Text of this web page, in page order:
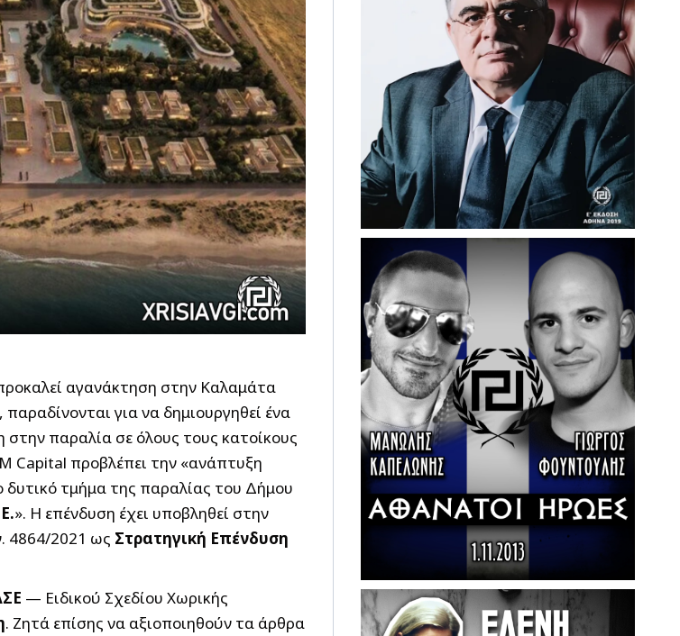
αγανάκτηση στην Καλαμάτα
για να δημιουργηθεί ένα
παραλία σε όλους τους κατοίκους
Capital προβλέπει την «ανάπτυξη
τμήμα της παραλίας του Δήμου
». Η επένδυση έχει υποβληθεί στην
4864/2021 ως Στρατηγική Επένδυση
— Ειδικού Σχεδίου Χωρικής
. Ζητά επίσης να αξιοποιηθούν τα άρθρα